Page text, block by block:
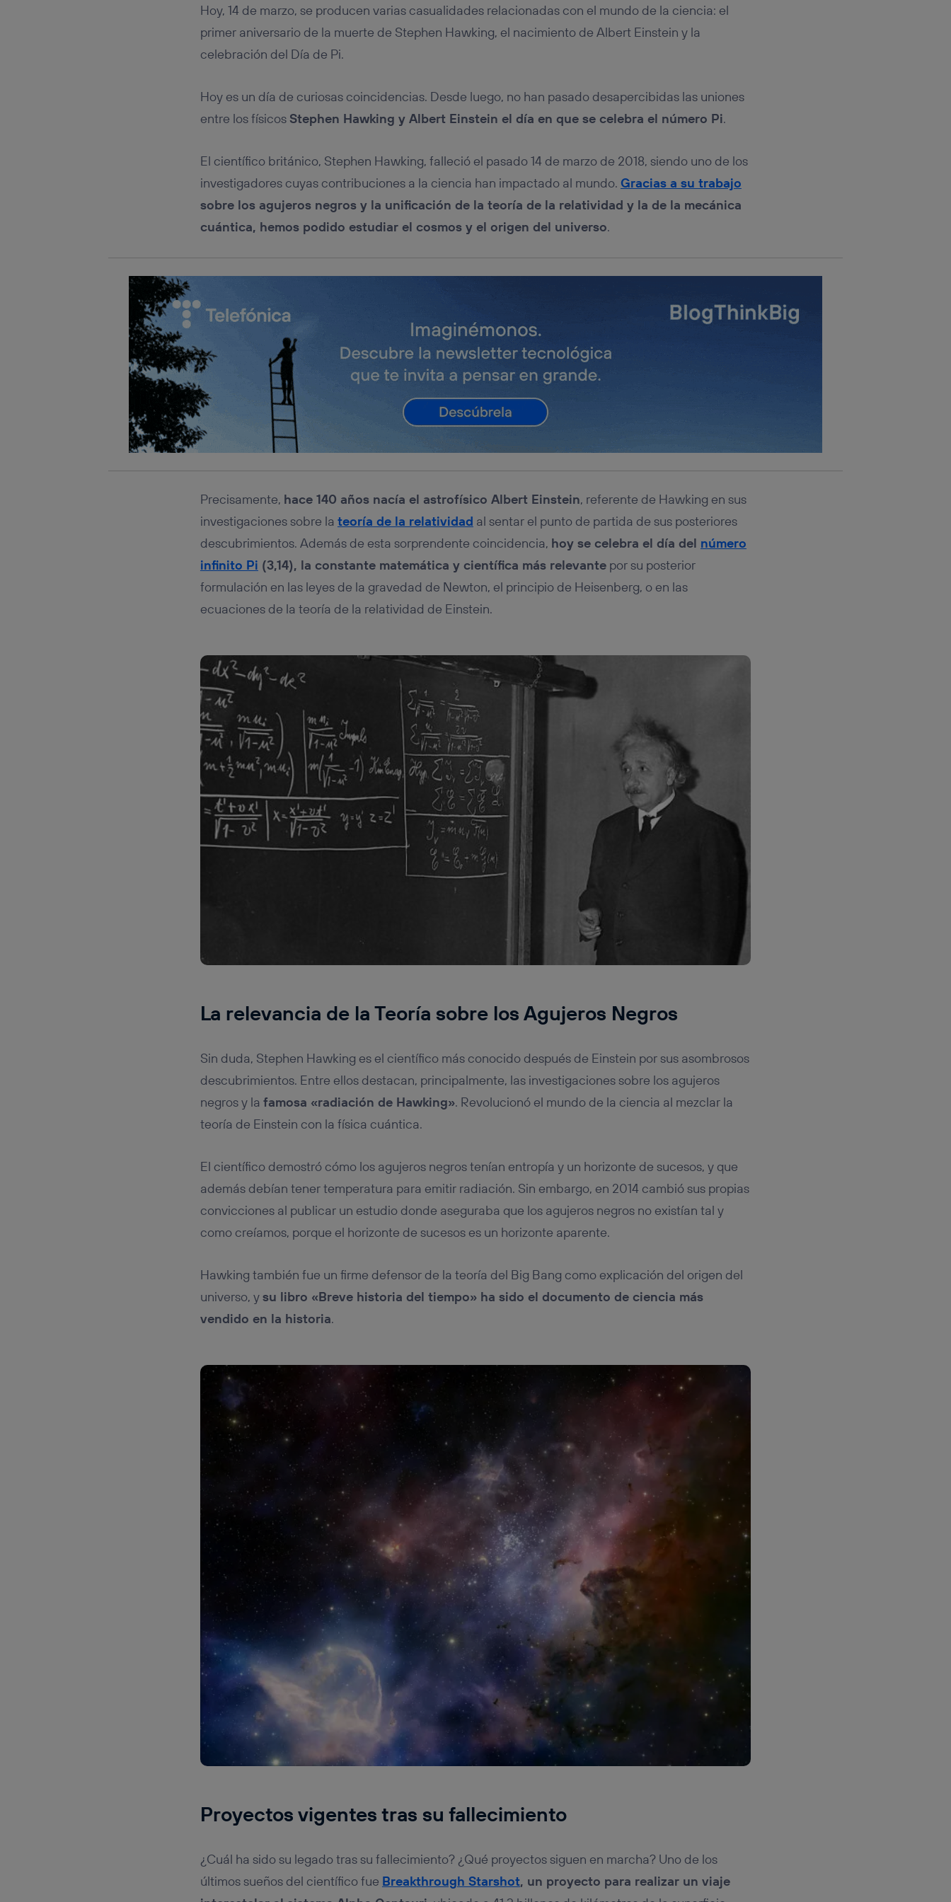
Hoy, 14 de marzo, se producen varias casualidades relacionadas con el mundo de la ciencia: el
primer aniversario de la muerte de Stephen Hawking, el nacimiento de Albert Einstein y la
celebración del Día de Pi.
Hoy es un día de curiosas coincidencias. Desde luego, no han pasado desapercibidas las uniones
entre los físicosStephen Hawking y Albert Einstein el día en que se celebra el número Pi.
El científico británico, Stephen Hawking, falleció el pasado 14 de marzo de 2018, siendo uno de los
investigadores cuyas contribuciones a la ciencia han impactado al mundo. Gracias a su trabajo
sobre los agujeros negros y la unificación de la teoría de la relatividad y la de la mecánica
cuántica, hemos podido estudiar el cosmos y el origen del universo.
Precisamente, hace 140 años nacía el astrofísico Albert Einstein, referente de Hawking en sus
investigaciones sobre la teoría de la relatividad al sentar el punto de partida de sus posteriores
descubrimientos. Además de esta sorprendente coincidencia, hoy se celebra el día del número
infinito Pi (3,14), la constante matemática y científica más relevantepor su posterior
formulación en las leyes de la gravedad de Newton, el principio de Heisenberg, o en las
ecuaciones de la teoría de la relatividad de Einstein.
La relevancia de la Teoría sobre los Agujeros Negros
Sin duda, Stephen Hawking es el científico más conocido después de Einstein por sus asombrosos
descubrimientos. Entre ellos destacan, principalmente, las investigaciones sobre los agujeros
negros y la famosa «radiación de Hawking». Revolucionó el mundo de la ciencia al mezclar la
teoría de Einstein con la física cuántica.
El científico demostró cómo los agujeros negros tenían entropía y un horizonte de sucesos, y que
además debían tener temperatura para emitir radiación. Sin embargo, en 2014 cambió sus propias
convicciones al publicar un estudio donde aseguraba que los agujeros negros no existían tal y
como creíamos, porque el horizonte de sucesos es un horizonte aparente.
Hawking también fue un firme defensor de la teoría del Big Bang como explicación del origen del
universo, ysu libro «Breve historia del tiempo» ha sido el documento de ciencia más
vendido en la historia.
Proyectos vigentes tras su fallecimiento
¿Cuál ha sido su legado tras su fallecimiento? ¿Qué proyectos siguen en marcha? Uno de los
últimos sueños del científico fue Breakthrough Starshot, un proyecto para realizar un viaje
conecte su dispositivo y consienta el uso de la tecnología recibirá el mismo identificador.
Típicamente:
Si utilizas una
realizará en función de las actividades de navegación de los miembros del hogar que
Si utilizasdatos móviles, el marketing será más personalizado, ya que se basará
únicamente en la navegación del usuario del móvil.
Puedes gestionar los consentimientos Utiq seleccionando “Administrar Utiq” en la parte
Para más información, consulta la
política de privacidad de Utiq